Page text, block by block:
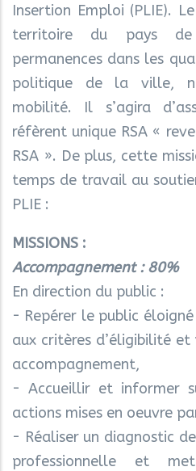
Insertion Emploi (PLIE).
territoire du pays
permanences dans les
politique de la ville,
mobilité. Il s’agira
réfèrent unique RSA «
RSA ». De plus, cette
temps de travail au
PLIE :
MISSIONS :
Accompagnement : 80%
En direction du public :
- Repérer le public
aux critères d’éligibilité
accompagnement,
- Accueillir et informer
actions mises en oeuvre
- Réaliser un diagnostic
professionnelle et